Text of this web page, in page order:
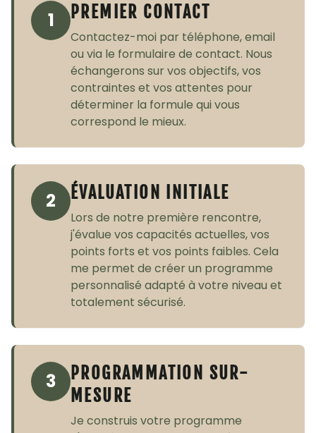
1 PREMIER CONTACT
Contactez-moi par téléphone, email
ou via le formulaire de contact. Nous
échangerons sur vos objectifs, vos
contraintes et vos attentes pour
déterminer la formule qui vous
correspond le mieux.
2 ÉVALUATION INITIALE
Lors de notre première rencontre,
j'évalue vos capacités actuelles, vos
points forts et vos points faibles. Cela
me permet de créer un programme
personnalisé adapté à votre niveau et
totalement sécurisé.
3
PROGRAMMATION SUR-
MESURE
Je construis votre programme